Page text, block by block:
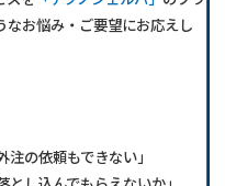
なお悩み・ご要望にお応えし
注の依頼もできない」